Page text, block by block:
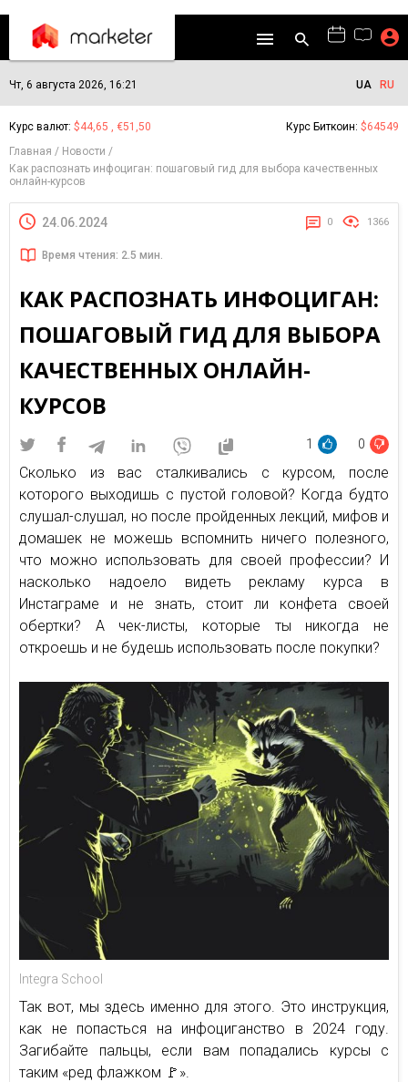
Чт, 6 августа 2026, 16:21 UA RU
Курс валют: $44,65 , €51,50 Курс Биткоин: $64549
Главная
Новости
Как распознать инфоциган: пошаговый гид для выбора качественных
онлайн-курсов
24.06.2024 0 1366
Время чтения: 2.5 мин.
КАК РАСПОЗНАТЬ ИНФОЦИГАН:
ПОШАГОВЫЙ ГИД ДЛЯ ВЫБОРА
КАЧЕСТВЕННЫХ ОНЛАЙН-
КУРСОВ
1 0
Сколько из вас сталкивались с курсом, после
которого выходишь с пустой головой? Когда будто
слушал-слушал, но после пройденных лекций, мифов и
домашек не можешь вспомнить ничего полезного,
что можно использовать для своей профессии? И
насколько надоело видеть рекламу курса в
Инстаграме и не знать, стоит ли конфета своей
обертки? А чек-листы, которые ты никогда не
откроешь и не будешь использовать после покупки?
Integra School
Так вот, мы здесь именно для этого. Это инструкция,
как не попасться на инфоциганство в 2024 году.
Загибайте пальцы, если вам попадались курсы с
таким «ред флажком 🚩».